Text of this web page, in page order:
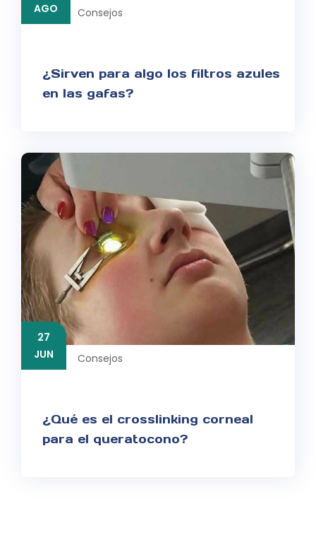
AGO
Consejos
¿Sirven para algo los filtros azules
en las gafas?
27
JUN
Consejos
¿Qué es el crosslinking corneal
para el queratocono?